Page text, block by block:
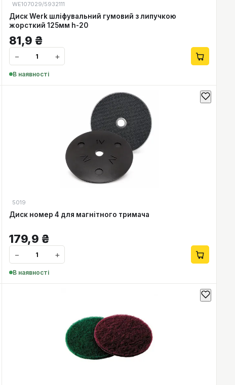
WE107029/5932111
Диск Werk шліфувальний гумовий з липучкою
жорсткий 125мм h-20
81,9 ₴
− +
В наявності
5019
Диск номер 4 для магнітного тримача
179,9 ₴
− +
В наявності